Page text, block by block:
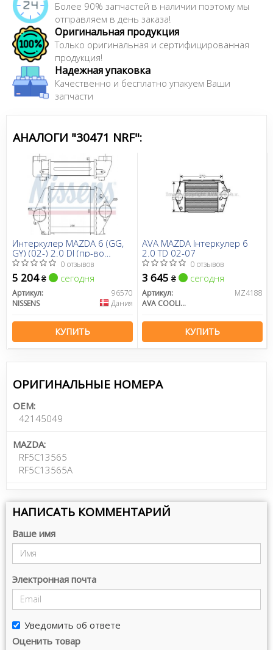
Более 90% запчастей в наличии поэтому мы
отправляем в день заказа!
Оригинальная продукция
Только оригинальная и сертифицированная
продукция!
Надежная упаковка
Качественно и бесплатно упакуем Ваши
запчасти
АНАЛОГИ "30471 NRF":
Интеркулер MAZDA 6 (GG,
GY) (02-) 2.0 DI (пр-во
Nissens)
0 отзывов
5 204₴ сегодня
Артикул:
96570
NISSENS
Дания
КУПИТЬ
AVA MAZDA Інтеркулер 6
2.0 TD 02-07
0 отзывов
3 645 ₴ сегодня
Артикул:
MZ4188
AVA COOLING
КУПИТЬ
ОРИГИНАЛЬНЫЕ НОМЕРА
OEM:
42145049
MAZDA:
RF5C13565
RF5C13565A
НАПИСАТЬ КОММЕНТАРИЙ
Ваше имя
Электронная почта
Уведомить об ответе
Оценить товар